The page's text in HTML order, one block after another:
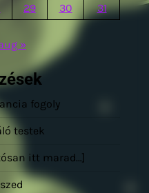
29 30 31
»
fogoly
testek
itt marad…]